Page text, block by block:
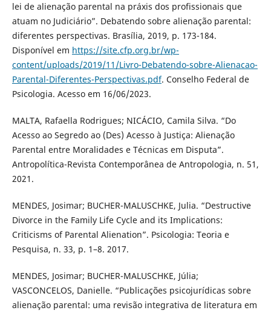
lei de alienação parental na práxis dos profissionais que
atuam no Judiciário”. Debatendo sobre alienação parental:
diferentes perspectivas. Brasília, 2019, p. 173-184.
Disponível em https://site.cfp.org.br/wp-
content/uploads/2019/11/Livro-Debatendo-sobre-Alienacao-
Parental-Diferentes-Perspectivas.pdf. Conselho Federal de
Psicologia. Acesso em 16/06/2023.
MALTA, Rafaella Rodrigues; NICÁCIO, Camila Silva. “Do
Acesso ao Segredo ao (Des) Acesso à Justiça: Alienação
Parental entre Moralidades e Técnicas em Disputa”.
Antropolítica-Revista Contemporânea de Antropologia, n. 51,
2021.
MENDES, Josimar; BUCHER-MALUSCHKE, Julia. “Destructive
Divorce in the Family Life Cycle and its Implications:
Criticisms of Parental Alienation”. Psicologia: Teoria e
Pesquisa, n. 33, p. 1–8. 2017.
MENDES, Josimar; BUCHER-MALUSCHKE, Júlia;
VASCONCELOS, Danielle. “Publicações psicojurídicas sobre
alienação parental: uma revisão integrativa de literatura em